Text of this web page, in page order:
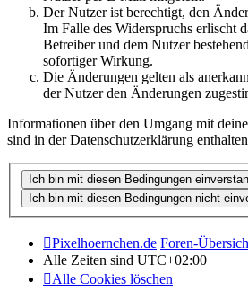
Der Nutzer ist berechtigt, den
Im Falle des Widerspruchs erlischt
Betreiber und dem Nutzer
sofortiger Wirkung.
Die Änderungen gelten als
der Nutzer den Änderungen
Informationen über den Umgang mit
sind in der Datenschutzerklärung
Pixelhoernchen.de Foren-
Alle Zeiten sind UTC+02:00
Alle Cookies löschen